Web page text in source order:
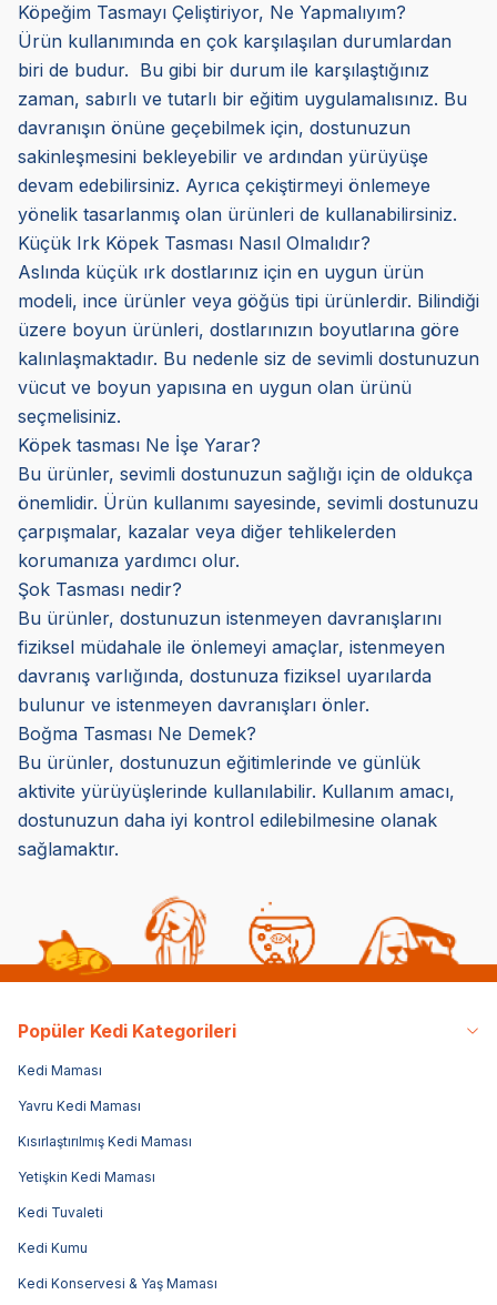
Köpeğim Tasmayı Çeliştiriyor, Ne Yapmalıyım?
Ürün kullanımında en çok karşılaşılan durumlardan
biri de budur. Bu gibi bir durum ile karşılaştığınız
zaman, sabırlı ve tutarlı bir eğitim uygulamalısınız. Bu
davranışın önüne geçebilmek için, dostunuzun
sakinleşmesini bekleyebilir ve ardından yürüyüşe
devam edebilirsiniz. Ayrıca çekiştirmeyi önlemeye
yönelik tasarlanmış olan ürünleri de kullanabilirsiniz.
Küçük Irk Köpek Tasması Nasıl Olmalıdır?
Aslında küçük ırk dostlarınız için en uygun ürün
modeli, ince ürünler veya göğüs tipi ürünlerdir. Bilindiği
üzere boyun ürünleri, dostlarınızın boyutlarına göre
kalınlaşmaktadır. Bu nedenle siz de sevimli dostunuzun
vücut ve boyun yapısına en uygun olan ürünü
seçmelisiniz.
Köpek tasması Ne İşe Yarar?
Bu ürünler, sevimli dostunuzun sağlığı için de oldukça
önemlidir. Ürün kullanımı sayesinde, sevimli dostunuzu
çarpışmalar, kazalar veya diğer tehlikelerden
korumanıza yardımcı olur.
Şok Tasması nedir?
Bu ürünler, dostunuzun istenmeyen davranışlarını
fiziksel müdahale ile önlemeyi amaçlar, istenmeyen
davranış varlığında, dostunuza fiziksel uyarılarda
bulunur ve istenmeyen davranışları önler.
Boğma Tasması Ne Demek?
Bu ürünler, dostunuzun eğitimlerinde ve günlük
aktivite yürüyüşlerinde kullanılabilir. Kullanım amacı,
dostunuzun daha iyi kontrol edilebilmesine olanak
sağlamaktır.
Popüler Kedi Kategorileri
Kedi Maması
Yavru Kedi Maması
Kısırlaştırılmış Kedi Maması
Yetişkin Kedi Maması
Kedi Tuvaleti
Kedi Kumu
Kedi Konservesi & Yaş Maması